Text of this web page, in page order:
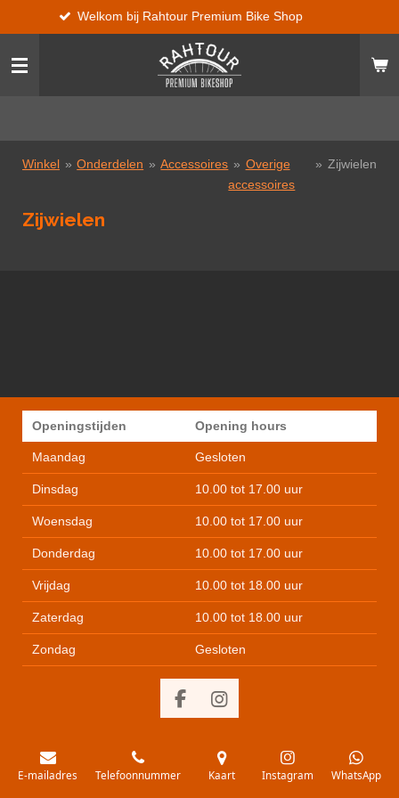
direct
naar
hoofdinhoud
Welkom bij Rahtour Premium Bike Shop
Winkel » Onderdelen » Accessoires » Overige
accessoires
» Zijwielen
Zijwielen
Openingstijden Opening hours
Maandag Gesloten
Dinsdag 10.00 tot 17.00 uur
Woensdag 10.00 tot 17.00 uur
Donderdag 10.00 tot 17.00 uur
Vrijdag 10.00 tot 18.00 uur
Zaterdag 10.00 tot 18.00 uur
Zondag Gesloten
F
b
I
t
a
E-mailadres Telefoonnummer Kaart Instagram WhatsApp